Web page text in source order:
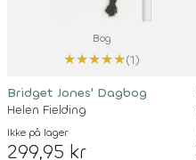
Bog
★★★★★(1)
Bridget Jones' Dagbog
Helen Fielding
Ikke på lager
299,95 kr